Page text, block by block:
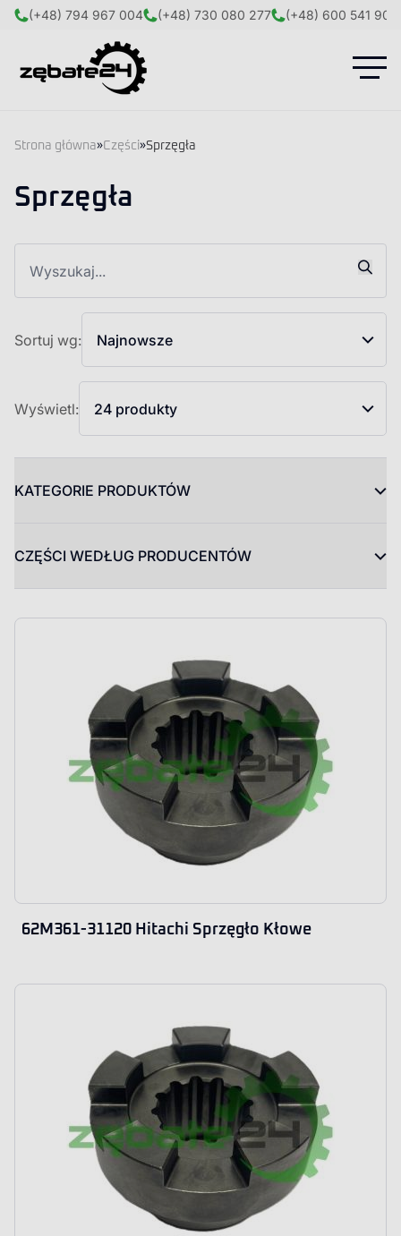
(+48) 794 967 004 (+48) 730 080 277 (+48) 600 541 908
Strona główna»Części»Sprzęgła
Sprzęgła
Sortuj wg: Najnowsze
Wyświetl: 24 produkty
KATEGORIE PRODUKTÓW
CZĘŚCI WEDŁUG PRODUCENTÓW
62M361-31120 Hitachi Sprzęgło Kłowe